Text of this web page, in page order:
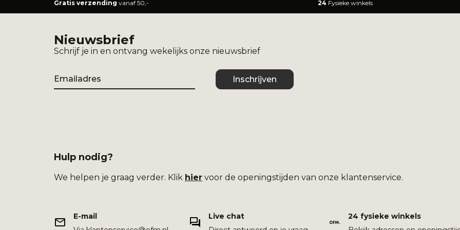
Gratis verzending vanaf 50,- 24 Fysieke winkels
Nieuwsbrief
Schrijf je in en ontvang wekelijks onze nieuwsbrief
Email
Inschrijven
Hulp nodig?
We helpen je graag verder. Klik hier voor de openingstijden van onze klantenservice.
E-mail
Live chat
24 fysieke winkels